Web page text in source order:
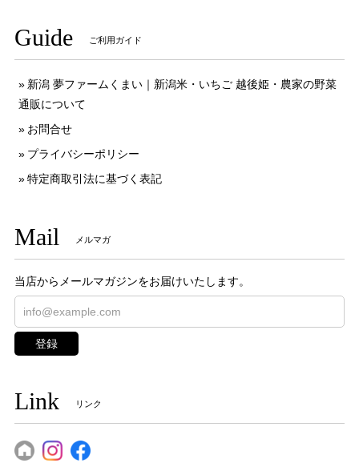
Guide ご利用ガイド
新潟 夢ファームくまい｜新潟米・いちご 越後姫・農家の野菜
通販について
お問合せ
プライバシーポリシー
特定商取引法に基づく表記
Mail メルマガ
当店からメールマガジンをお届けいたします。
登録
Link リンク